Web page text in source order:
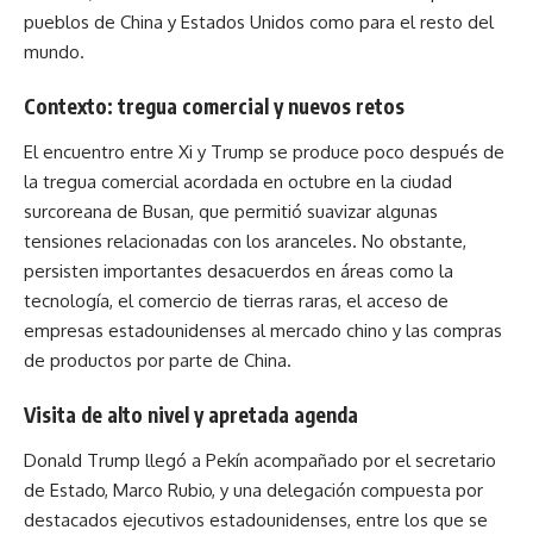
pueblos de China y Estados Unidos como para el resto del
mundo.
Contexto: tregua comercial y nuevos retos
El encuentro entre Xi y Trump se produce poco después de
la tregua comercial acordada en octubre en la ciudad
surcoreana de Busan, que permitió suavizar algunas
tensiones relacionadas con los aranceles. No obstante,
persisten importantes desacuerdos en áreas como la
tecnología, el comercio de tierras raras, el acceso de
empresas estadounidenses al mercado chino y las compras
de productos por parte de China.
Visita de alto nivel y apretada agenda
Donald Trump llegó a Pekín acompañado por el secretario
de Estado, Marco Rubio, y una delegación compuesta por
destacados ejecutivos estadounidenses, entre los que se